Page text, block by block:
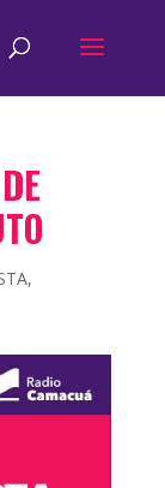
,